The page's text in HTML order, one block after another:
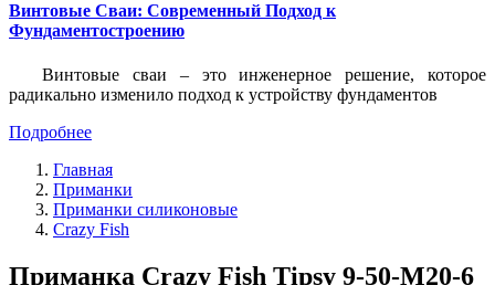
Винтовые Сваи: Современный Подход к
Фундаментостроению
Винтовые сваи – это инженерное решение, которое
радикально изменило подход к устройству фундаментов
Подробнее
Главная
Приманки
Приманки силиконовые
Crazy Fish
Приманка Crazy Fish Tipsy 9-50-M20-6